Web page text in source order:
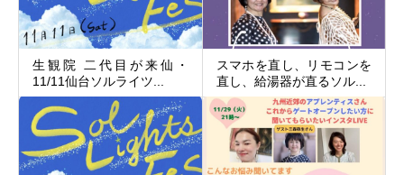
生観院 二代目が来仙・
11/11仙台ソルライツ...
スマホを直し、リモコンを
直し、給湯器が直るソル...